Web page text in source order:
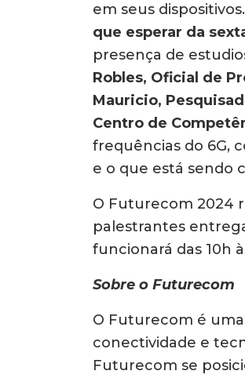
em seus
que esperar da
presença de
Robles, Oficial de
Mauricio,
Centro de
frequências do 6G,
e o que está sendo
O Futurecom 2024
palestrantes
funcionará das 10h
Sobre o Futurecom
O Futurecom é
conectividade e
Futurecom se